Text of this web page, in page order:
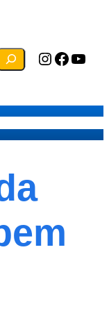
Instagram Facebook YouTube